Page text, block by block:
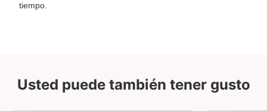
tiempo.
Usted puede también tener gusto